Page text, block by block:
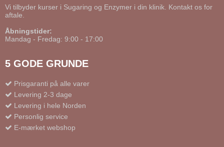
Vi tilbyder kurser i Sugaring og Enzymer i din klinik. Kontakt os for
aftale.
Åbningstider:
Mandag - Fredag: 9:00 - 17:00
5 GODE GRUNDE
Prisgaranti på alle varer
Levering 2-3 dage
Levering i hele Norden
Personlig service
E-mærket webshop